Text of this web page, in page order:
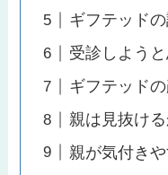
ギフテッド
受診しよう
ギフテッド
親は見抜ける
親が気付き